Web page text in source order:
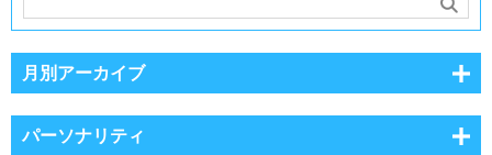
月別アーカイブ
パーソナリティ